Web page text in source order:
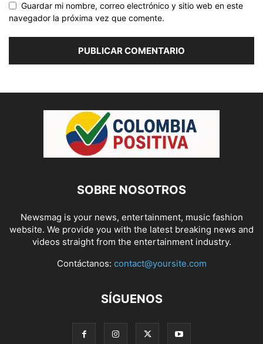
Guardar mi nombre, correo electrónico y sitio web en este
navegador la próxima vez que comente.
SOBRE NOSOTROS
Newsmag is your news, entertainment, music fashion
website. We provide you with the latest breaking news and
videos straight from the entertainment industry.
Contáctanos: contact@yoursite.com
SÍGUENOS